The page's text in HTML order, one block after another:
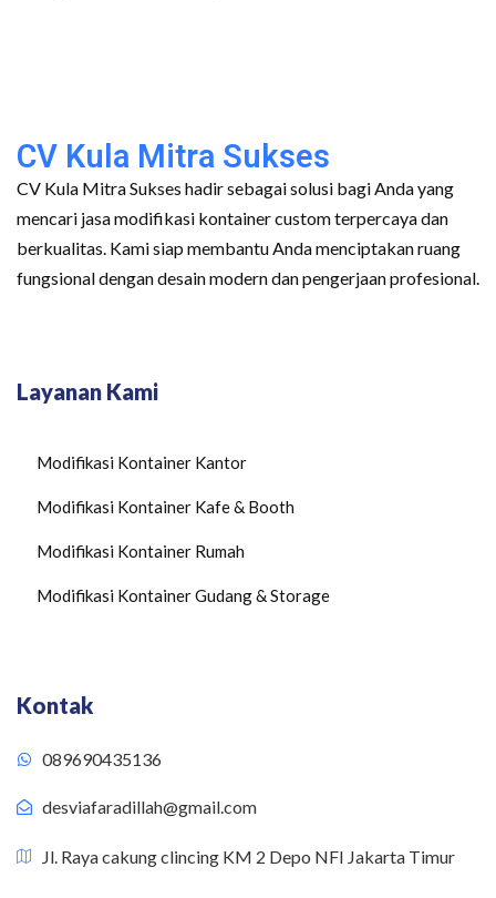
CV Kula Mitra Sukses
CV Kula Mitra Sukses hadir sebagai solusi bagi Anda yang
mencari jasa modifikasi kontainer custom terpercaya dan
berkualitas. Kami siap membantu Anda menciptakan ruang
fungsional dengan desain modern dan pengerjaan profesional.
Layanan Kami
Modifikasi Kontainer Kantor
Modifikasi Kontainer Kafe & Booth
Modifikasi Kontainer Rumah
Modifikasi Kontainer Gudang & Storage
Kontak
089690435136
desviafaradillah@gmail.com
Jl. Raya cakung clincing KM 2 Depo NFI Jakarta Timur